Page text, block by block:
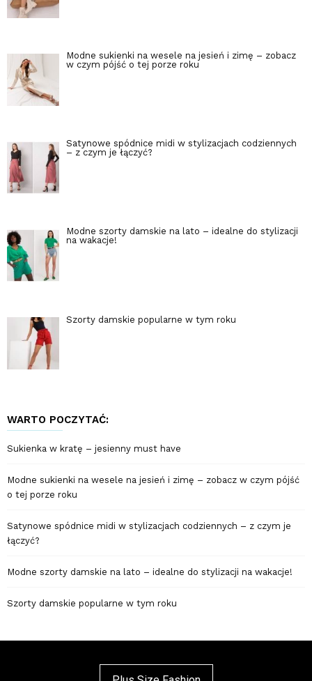
Modne sukienki na wesele na jesień i zimę – zobacz
w czym pójść o tej porze roku
Satynowe spódnice midi w stylizacjach codziennych
– z czym je łączyć?
Modne szorty damskie na lato – idealne do stylizacji
na wakacje!
Szorty damskie popularne w tym roku
WARTO POCZYTAĆ:
Sukienka w kratę – jesienny must have
Modne sukienki na wesele na jesień i zimę – zobacz w czym pójść
o tej porze roku
Satynowe spódnice midi w stylizacjach codziennych – z czym je
łączyć?
Modne szorty damskie na lato – idealne do stylizacji na wakacje!
Szorty damskie popularne w tym roku